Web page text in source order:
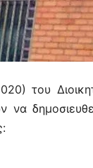
του